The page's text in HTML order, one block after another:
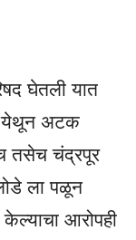
घेतली यात
येथून अटक
तसेच चंद्रपूर
ला पळून
केल्याचा आरोपही